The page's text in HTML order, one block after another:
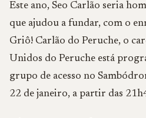
Este ano, Seo Carlão seria
que ajudou a fundar, com o
Griô! Carlão do Peruche, o
Unidos do Peruche está
grupo de acesso no
22 de janeiro, a partir das